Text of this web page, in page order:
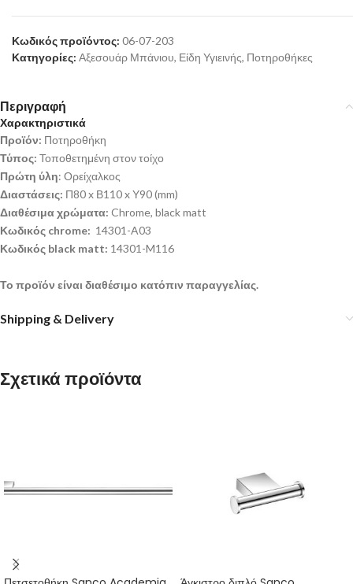
Κωδικός προϊόντος: 06-07-203
Κατηγορίες: Αξεσουάρ Μπάνιου, Είδη Υγιεινής, Ποτηροθήκες
Περιγραφή
Χαρακτηριστικά
Προϊόν: Ποτηροθήκη
Τύπος: Τοποθετημένη στον τοίχο
Πρώτη ύλη: Ορείχαλκος
Διαστάσεις: Π80 x Β110 x Υ90 (mm)
Διαθέσιμα χρώματα: Chrome, black matt
Κωδικός chrome: 14301-A03
Κωδικός black matt: 14301-M116
Το προϊόν είναι διαθέσιμο κατόπιν παραγγελίας.
Shipping & Delivery
Σχετικά προϊόντα